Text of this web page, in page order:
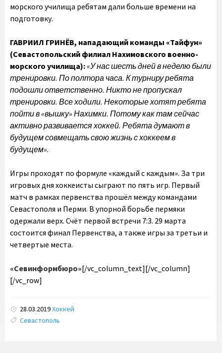
морского училища ребятам дали больше времени на
подготовку.
ГАВРИИЛ ГРИНЁВ, нападающий команды «Тайфун»
(Севастопольский филиал Нахимовского военно-
морского училища):«У нас шесть дней в неделю были
тренировки. По полтора часа. К турниру ребята
подошли ответственно. Никто не пропускал
тренировки. Все ходили. Некоторые хотят ребята
пойти в «вышку» Нахимки. Потому как там сейчас
активно развивается хоккей. Ребята думают в
будущем совмещать свою жизнь с хоккеем в
будущем».
Игры проходят по формуле «каждый с каждым». За три
игровых дня хоккеисты сыграют по пять игр. Первый
матч в рамках первенства прошёл между командами
Севастополя и Перми. В упорной борьбе пермяки
одержали верх. Счёт первой встречи 7:3. 29 марта
состоится финал Первенства, а также игры за третьи и
четвертые места.
«Севинформбюро»[/vc_column_text][/vc_column]
[/vc_row]
28.03.2019Хоккей
Tags:
Севастополь